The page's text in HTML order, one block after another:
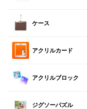
ケース
アクリルカード
アクリルブロック
ジグソーパズル